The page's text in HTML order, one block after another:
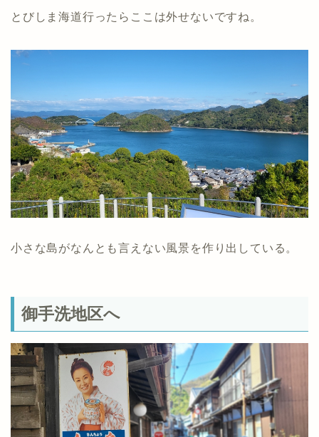
とびしま海道行ったらここは外せないですね。
小さな島がなんとも言えない風景を作り出している。
御手洗地区へ